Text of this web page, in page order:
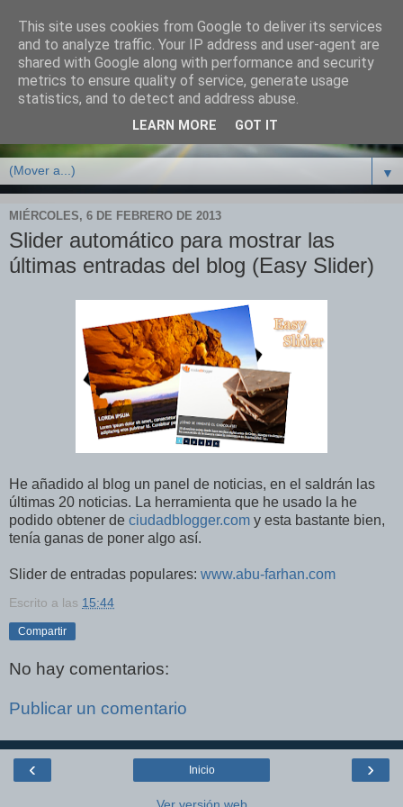
Mi pequeño espacio, mpe.
Noticias actuales, informática, tecnología. Para que estés
actualizado en todo momento. Descarga de software. Mi
pequeño espacio en Internet, mi visión de algunas cosas.
▼
MIÉRCOLES, 6 DE FEBRERO DE 2013
Slider automático para mostrar las
últimas entradas del blog (Easy Slider)
He añadido al blog un panel de noticias, en el saldrán las
últimas 20 noticias. La herramienta que he usado la he
podido obtener de ciudadblogger.com y esta bastante bien,
tenía ganas de poner algo así.
Slider de entradas populares: www.abu-farhan.com
Escrito a las 15:44
Compartir
No hay comentarios:
Publicar un comentario
‹ ›
Inicio
This site uses cookies from Google to deliver its services
and to analyze traffic. Your IP address and user-agent are
shared with Google along with performance and security
metrics to ensure quality of service, generate usage
statistics, and to detect and address abuse.
LEARN MORE GOT IT